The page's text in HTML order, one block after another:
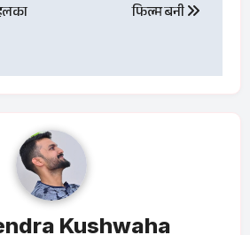
फिल्म बनी
Kushwaha